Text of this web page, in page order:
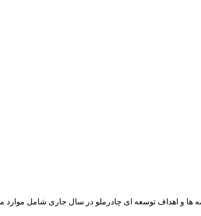
ها و اهداف توسعه ای چادرملو در سال جاری شامل موارد